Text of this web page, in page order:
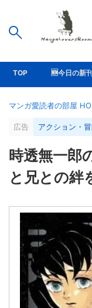
TOP 🆕今日の新刊
マンガ愛読者の部屋
広告 アクション・
時透無一郎
と兄との絆